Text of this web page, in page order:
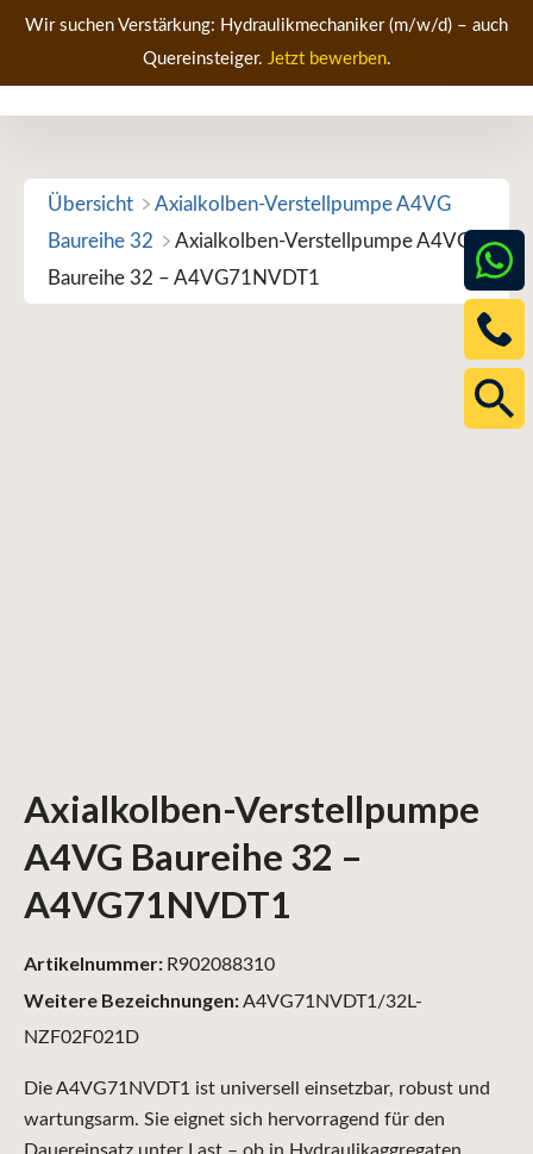
Zum
springen
Wir suchen Verstärkung: Hydraulikmechaniker (m/w/d) – auch
Quereinsteiger. Jetzt bewerben.
Übersicht
Axialkolben-Verstellpumpe A4VG
Baureihe 32
Axialkolben-Verstellpumpe A4VG
Baureihe 32 – A4VG71NVDT1
Axialkolben-Verstellpumpe
A4VG Baureihe 32 –
A4VG71NVDT1
Die A4VG71NVDT1 ist universell einsetzbar, robust und
wartungsarm. Sie eignet sich hervorragend für den
Weitere Bezeichnungen:A4VG71NVDT1/32L-
NZF02F021D
Artikelnummer: R902088310